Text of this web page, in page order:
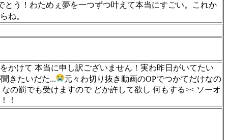
う！わためぇ夢を一つずつ叶えて本当にすごい。これか
ね。
かけて 本当に申し訳ございません！実わ昨日がいてたい
きたいだた...
元々わ切り抜き動画のOPでつかてだけなの
の罰でも受けますので どか許して欲し 何もする>< ソーオ
！